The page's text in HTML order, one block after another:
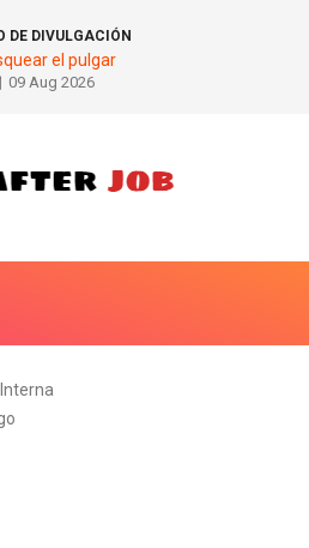
DE DIVULGACIÓN
el pulgar
09 Aug 2026